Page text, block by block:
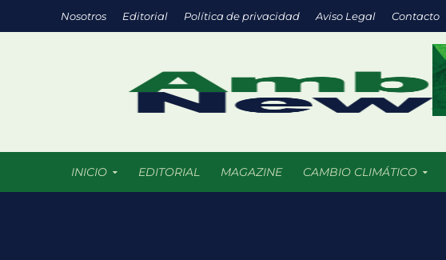
Nosotros Editorial Política de privacidad Aviso Legal Contacto
INICIO EDITORIAL MAGAZINE CAMBIO CLIMÁTICO